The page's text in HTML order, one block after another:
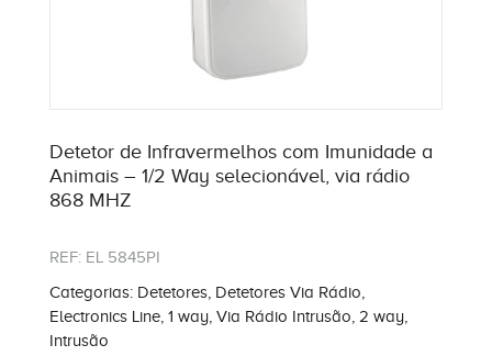
Detetor de Infravermelhos com Imunidade a
Animais – 1/2 Way selecionável, via rádio
868 MHZ
REF: EL 5845PI
Categorias: Detetores, Detetores Via Rádio,
Electronics Line, 1 way, Via Rádio Intrusão, 2 way,
Intrusão